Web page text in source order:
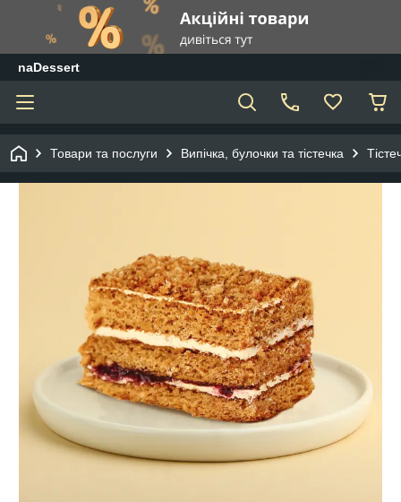
naDessert
Товари та послуги Випічка, булочки та тістечка